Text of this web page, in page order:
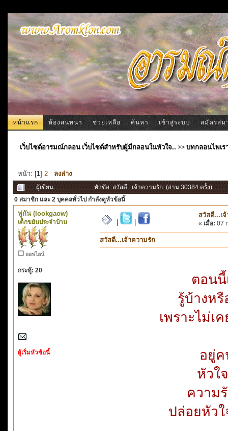
หน้าแรก ห้องสนทนา ช่วยเหลือ ค้นหา เข้าสู่ระบบ สมัครสม
เว็บไซต์อารมณ์กลอน เว็บไซต์สำหรับผู้มีกลอนในหัวใจ.. >>บทกลอนไพเร
หน้า: [1] 2 ลงล่าง
ผู้เขียน
หัวข้อ: สวัสดี...เจ้าความรัก (อ่าน 30384 ครั้ง)
0 สมาชิก และ 2 บุคคลทั่วไป กำลังดูหัวข้อนี้
พู่กัน (lookgaow)
เด็กขยันประจำบ้าน
ออฟไลน์
กระทู้: 20
ผู้เริ่มหัวข้อนี้
สวัสดี...เ
« เมื่อ: 07
สวัสดี...เจ้าความรัก
ตอน
รู้บ้างหรื
เพราะไม่เ
อยู่ค
หัวใ
ความ
ปล่อยหัวใ